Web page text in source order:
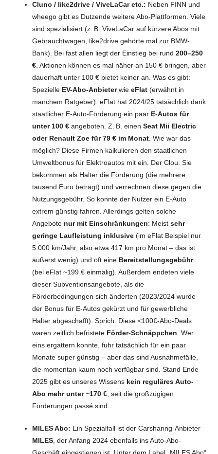
Cluno / like2drive / ViveLaCar etc.: Neben FINN und
wheego gibt es Dutzende weitere Abo-Plattformen. Viele
sind spezialisiert (z. B. ViveLaCar auf kürzere Abos mit
Gebrauchtwagen, like2drive gehörte mal zur BMW-
Bank). Bei fast allen liegt der Einstieg bei rund 200–250
€ . Aktionen können es mal näher an 150 € bringen, aber
dauerhaft unter 100 € bietet keiner an. Was es gibt:
Spezielle EV-Abo-Anbieterwie eFlat (erwähnt in
manchem Ratgeber). eFlat hat 2024/25 tatsächlich dank
staatlicher E-Auto-Förderung ein paar E-Autos für
unter 100 € angeboten. Z. B. einen Seat Mii Electric
oder Renault Zoe für 79 € im Monat . Wie war das
möglich? Diese Firmen kalkulieren den staatlichen
Umweltbonus für Elektroautos mit ein. Der Clou: Sie
bekommen als Halter die Förderung (die mehrere
tausend Euro beträgt) und verrechnen diese gegen die
Nutzungsgebühr. So konnte der Nutzer ein E-Auto
extrem günstig fahren. Allerdings gelten solche
Angebote nur mit Einschränkungen: Meist sehr
geringe Laufleistung inklusive (im eFlat Beispiel nur
5.000 km/Jahr, also etwa 417 km pro Monat – das ist
äußerst wenig) und oft eine Bereitstellungsgebühr
(bei eFlat ~199 € einmalig). Außerdem endeten viele
dieser Subventionsangebote, als die
Förderbedingungen sich änderten (2023/2024 wurde
der Bonus für E-Autos gekürzt und für gewerbliche
Halter abgeschafft). Sprich: Diese <100€-Abo-Deals
waren zeitlich befristete Förder-Schnäppchen . Wer
eins ergattern konnte, fuhr tatsächlich für ein paar
Monate super günstig – aber das sind Ausnahmefälle,
die momentan kaum noch verfügbar sind. Stand Ende
2025 gibt es unseres Wissens kein reguläres Auto-
Abo mehr unter ~170 € , seit die großzügigen
Förderungen passé sind.
MILES Abo: Ein Spezialfall ist der Carsharing-Anbieter
MILES , der Anfang 2024 ebenfalls ins Auto-Abo-